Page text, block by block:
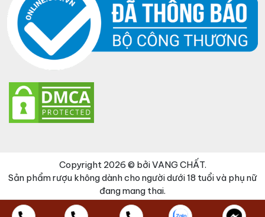
Copyright 2026 © bởi VANG CHẤT.
Sản phẩm rượu không dành cho người dưới 18 tuổi và phụ nữ
đang mang thai.